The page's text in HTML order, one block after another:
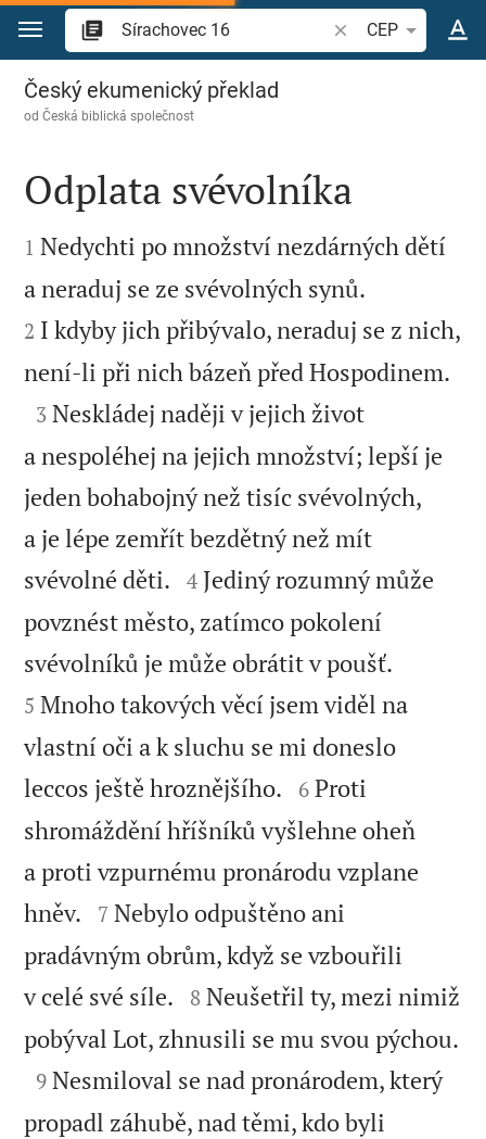
Přejít na obsah
Vyhledat biblický
CEP
Sírachovec 16
Český ekumenický překlad
odČeská biblická společnost

Odplata svévolníka

1 Nedychti po množství nezdárných dětí
a neraduj se ze svévolných synů.
2 I kdyby jich přibývalo, neraduj se z nich,
není-li při nich bázeň před Hospodinem.

3 Neskládej naději v jejich život
a nespoléhej na jejich množství; lepší je
jeden bohabojný než tisíc svévolných,
a je lépe zemřít bezdětný než mít
svévolné děti. 

4 Jediný rozumný může
povznést město, zatímco pokolení
svévolníků je může obrátit v poušť.
5 Mnoho takových věcí jsem viděl na
vlastní oči a k sluchu se mi doneslo
leccos ještě hroznějšího. 

6 Proti
shromáždění hříšníků vyšlehne oheň
a proti vzpurnému pronárodu vzplane
hněv. 

7 Nebylo odpuštěno ani
pradávným obrům, když se vzbouřili
v celé své síle. 

8 Neušetřil ty, mezi nimiž
pobýval Lot, zhnusili se mu svou pýchou.


9 Nesmiloval se nad pronárodem, který
propadl záhubě, nad těmi, kdo byli